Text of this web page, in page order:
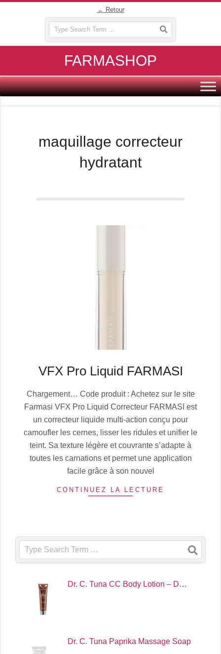
← Retour
FARMASHOP
Primary
Navigation
maquillage correcteur
hydratant
VFX Pro Liquid FARMASI
07-
04
Chargement… Code produit : Achetez sur le site
Farmasi VFX Pro Liquid Correcteur FARMASI est
un correcteur liquide multi-action conçu pour
camoufler les cernes, lisser les ridules et unifier le
teint. Sa texture légère et couvrante s’adapte à
toutes les carnations et permet une application
facile grâce à son nouvel
CONTINUEZ LA LECTURE
Search
Dr. C. Tuna CC Body Lotion – D…
Dr. C. Tuna Paprika Massage Soap